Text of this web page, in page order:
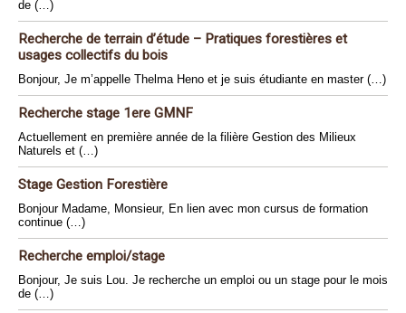
de (…)
Recherche de terrain d’étude – Pratiques forestières et
usages collectifs du bois
Bonjour, Je m’appelle Thelma Heno et je suis étudiante en master (…)
Recherche stage 1ere GMNF
Actuellement en première année de la filière Gestion des Milieux
Naturels et (…)
Stage Gestion Forestière
Bonjour Madame, Monsieur, En lien avec mon cursus de formation
continue (…)
Recherche emploi/stage
Bonjour, Je suis Lou. Je recherche un emploi ou un stage pour le mois
de (…)